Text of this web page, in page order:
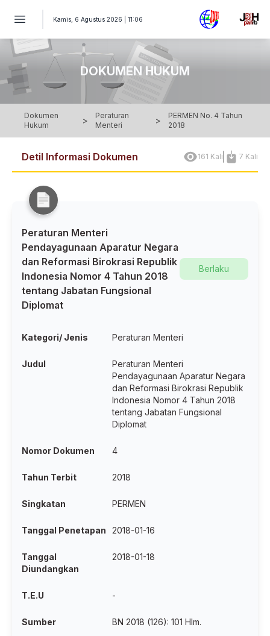
PERATURAN MENTERI Nomor 4 Tahun 2018 - Peraturan
Kamis, 6 Agustus 2026 | 11:06
DOKUMEN HUKUM
Dokumen
Hukum
>
Peraturan
Menteri
>
PERMEN No. 4 Tahun
2018
Detil Informasi Dokumen 161 Kali 7 Kali
Peraturan Menteri
Pendayagunaan Aparatur Negara
dan Reformasi Birokrasi Republik
Indonesia Nomor 4 Tahun 2018
tentang Jabatan Fungsional
Diplomat
Berlaku
Kategori/ Jenis Peraturan Menteri
Judul
Peraturan Menteri
Pendayagunaan Aparatur Negara
dan Reformasi Birokrasi Republik
Indonesia Nomor 4 Tahun 2018
tentang Jabatan Fungsional
Diplomat
Nomor Dokumen 4
Tahun Terbit 2018
Singkatan PERMEN
Tanggal Penetapan 2018-01-16
Tanggal
Diundangkan
2018-01-18
T.E.U -
Sumber BN 2018 (126): 101 Hlm.